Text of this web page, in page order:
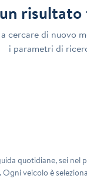
cercare di nuovo
i parametri di
quotidiane, sei
veicolo è